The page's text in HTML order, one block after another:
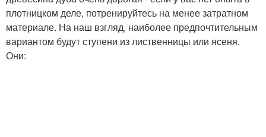
плотницком деле, потренируйтесь на менее затратном
материале. На наш взгляд, наиболее предпочтительным
вариантом будут ступени из лиственницы или ясеня.
Они: